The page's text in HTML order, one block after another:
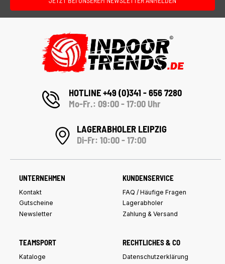
HOTLINE +49 (0)341 - 656 7280
Mo-Fr.: 09:00 - 17:00 Uhr
LAGERABHOLER LEIPZIG
Di-Fr: 10:00 - 17:00
UNTERNEHMEN
Kontakt
Gutscheine
Newsletter
KUNDENSERVICE
FAQ / Häufige Fragen
Lagerabholer
Zahlung & Versand
TEAMSPORT
Kataloge
RECHTLICHES & CO
Datenschutzerklärung